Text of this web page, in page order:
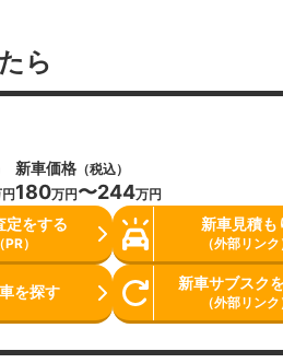
ら
新車価格 （税込）
180万円〜244万円
定をする
（PR）
新車見積も
（外部リンク
を探す 新車サブスク
（外部リンク